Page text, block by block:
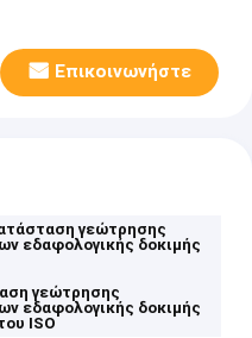
Επικοινωνήστε
γεώτρησης
εδαφολογικής δοκιμής
γεώτρησης
εδαφολογικής δοκιμής
ISO